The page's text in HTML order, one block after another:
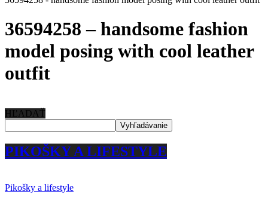
36594258 – handsome fashion
model posing with cool leather
outfit
HĽADAŤ
PIKOŠKY A LIFESTYLE
Pikošky a lifestyle